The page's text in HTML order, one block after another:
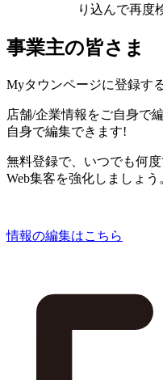
り込んで再度
事業主の皆さま
Myタウンページに登録す
店舗/企業情報をご自身で
自身で編集できます!
無料登録で、いつでも何
Web集客を強化しましょう
情報の編集はこちら